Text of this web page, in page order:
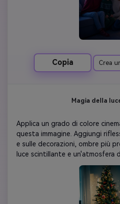
Copia Crea
Magia della
Applica un grado di colore
questa immagine. Aggiungi
e sulle decorazioni, ombre più
luce scintillante e un'atmosfera
Non cambiare volti o dettagli:
l'illuminazione per creare quel